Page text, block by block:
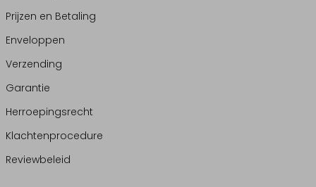
Prijzen en Betaling
Enveloppen
Verzending
Garantie
Herroepingsrecht
Klachtenprocedure
Reviewbeleid